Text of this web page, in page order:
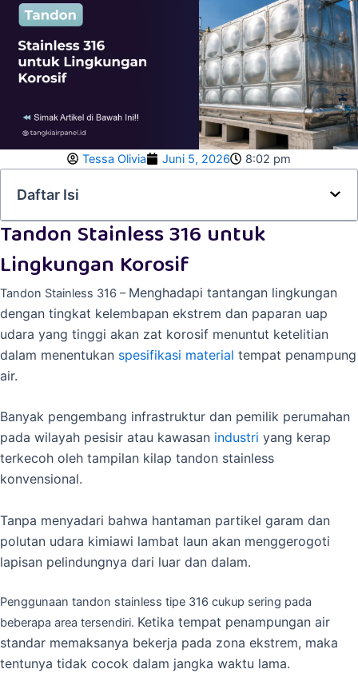
Tessa Olivia Juni 5, 2026 8:02 pm
Daftar Isi
Tandon Stainless 316 untuk
Lingkungan Korosif
Tandon Stainless 316 – Menghadapi tantangan lingkungan
dengan tingkat kelembapan ekstrem dan paparan uap
udara yang tinggi akan zat korosif menuntut ketelitian
dalam menentukan spesifikasi material tempat penampung
air.
Banyak pengembang infrastruktur dan pemilik perumahan
pada wilayah pesisir atau kawasan industri yang kerap
terkecoh oleh tampilan kilap tandon stainless
konvensional.
Tanpa menyadari bahwa hantaman partikel garam dan
polutan udara kimiawi lambat laun akan menggerogoti
lapisan pelindungnya dari luar dan dalam.
Penggunaan tandon stainless tipe 316 cukup sering pada
beberapa area tersendiri. Ketika tempat penampungan air
standar memaksanya bekerja pada zona ekstrem, maka
tentunya tidak cocok dalam jangka waktu lama.